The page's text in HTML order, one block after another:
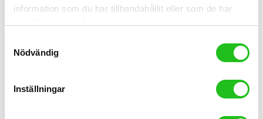
information som du har tillhandahållit eller som de har
Nödvändig
Inställningar